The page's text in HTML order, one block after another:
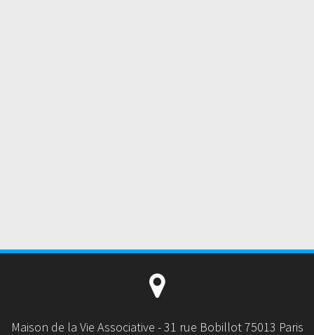
Maison de la Vie Associative - 31 rue Bobillot 75013 Paris